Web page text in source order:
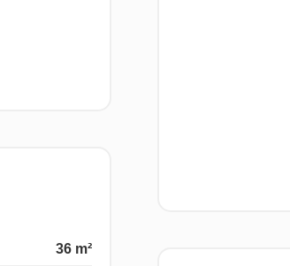
36 m²